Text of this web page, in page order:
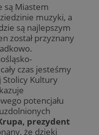
są Miastem
muzyki, a
są najlepszym
został przyznany
czas jesteśmy
Stolicy Kultury
potencjału
prezydent
że dzięki